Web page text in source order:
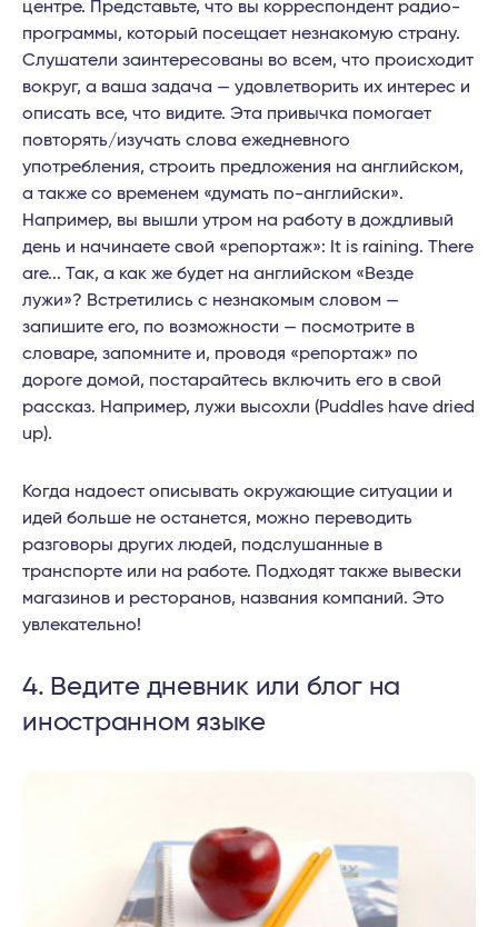
центре. Представьте, что вы корреспондент радио-
программы, который посещает незнакомую страну.
Слушатели заинтересованы во всем, что происходит
вокруг, а ваша задача — удовлетворить их интерес и
описать все, что видите. Эта привычка помогает
повторять/изучать слова ежедневного
употребления, строить предложения на английском,
а также со временем «думать по-английски».
Например, вы вышли утром на работу в дождливый
день и начинаете свой «репортаж»: It is raining. There
are... Так, а как же будет на английском «Везде
лужи»? Встретились с незнакомым словом —
запишите его, по возможности — посмотрите в
словаре, запомните и, проводя «репортаж» по
дороге домой, постарайтесь включить его в свой
рассказ. Например, лужи высохли (Puddles have dried
up).
Когда надоест описывать окружающие ситуации и
идей больше не останется, можно переводить
разговоры других людей, подслушанные в
транспорте или на работе. Подходят также вывески
магазинов и ресторанов, названия компаний. Это
увлекательно!
4. Ведите дневник или блог на
иностранном языке